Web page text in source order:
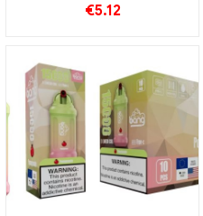
vaisiams
€5.12